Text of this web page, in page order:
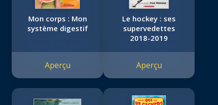
Mon corps : Mon
système digestif
Aperçu
Le hockey : ses
supervedettes
2018-2019
Aperçu